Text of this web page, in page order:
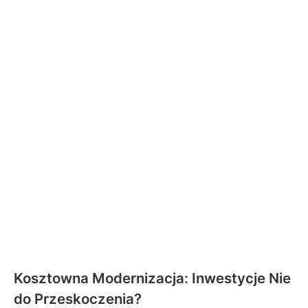
Kosztowna Modernizacja: Inwestycje Nie
do Przeskoczenia?